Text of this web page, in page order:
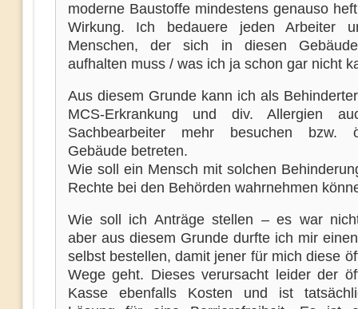
moderne Baustoffe mindestens genauso
Wirkung. Ich bedauere jeden Arbeiter
Menschen, der sich in diesen
aufhalten muss / was ich ja schon gar nicht
Aus diesem Grunde kann ich als
MCS-Erkrankung und div. Allergien
Sachbearbeiter mehr besuchen bzw.
Gebäude betreten.
Wie soll ein Mensch mit solchen
Rechte bei den Behörden wahrnehmen
Wie soll ich Anträge stellen – es war
aber aus diesem Grunde durfte ich mir
selbst bestellen, damit jener für mich diese
Wege geht. Dieses verursacht leider der
Kasse ebenfalls Kosten und ist